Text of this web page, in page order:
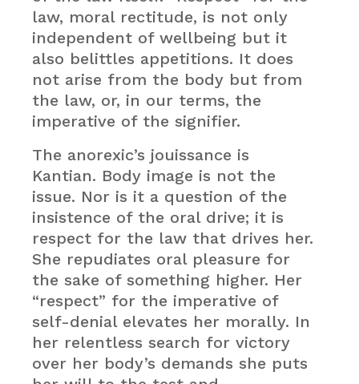
law, moral rectitude, is not only
independent of wellbeing but it
also belittles appetitions. It does
not arise from the body but from
the law, or, in our terms, the
imperative of the signifier.
The anorexic’s jouissance is
Kantian. Body image is not the
issue. Nor is it a question of the
insistence of the oral drive; it is
respect for the law that drives her.
She repudiates oral pleasure for
the sake of something higher. Her
“respect” for the imperative of
self-denial elevates her morally. In
her relentless search for victory
over her body’s demands she puts